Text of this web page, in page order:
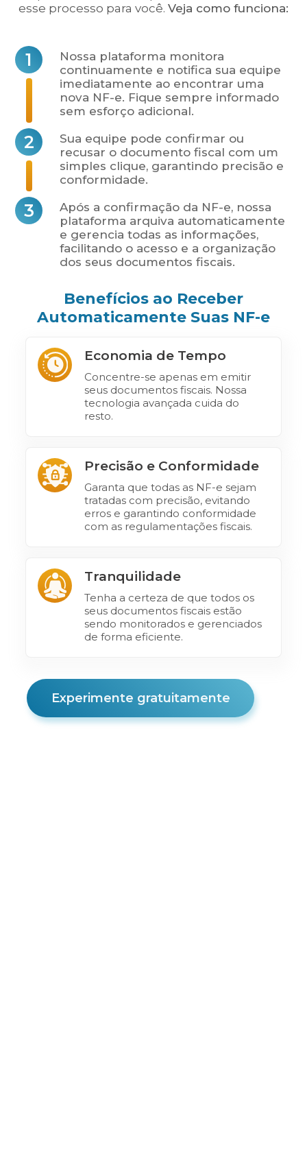
esse processo para você. Veja como funciona:
1
Nossa plataforma monitora
continuamente e notifica sua equipe
imediatamente ao encontrar uma
nova NF-e. Fique sempre informado
sem esforço adicional.
2
Sua equipe pode confirmar ou
recusar o documento fiscal com um
simples clique, garantindo precisão e
conformidade.
3
Após a confirmação da NF-e, nossa
plataforma arquiva automaticamente
e gerencia todas as informações,
facilitando o acesso e a organização
dos seus documentos fiscais.
Benefícios ao Receber
Automaticamente Suas NF-e
Economia de Tempo
Concentre-se apenas em emitir
seus documentos fiscais. Nossa
tecnologia avançada cuida do
resto.
Precisão e Conformidade
Garanta que todas as NF-e sejam
tratadas com precisão, evitando
erros e garantindo conformidade
com as regulamentações fiscais.
Tranquilidade
Tenha a certeza de que todos os
seus documentos fiscais estão
sendo monitorados e gerenciados
de forma eficiente.
Experimente gratuitamente